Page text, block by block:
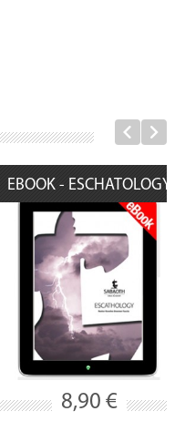
EBOOK - ESCHATOLOGY
8,90 €